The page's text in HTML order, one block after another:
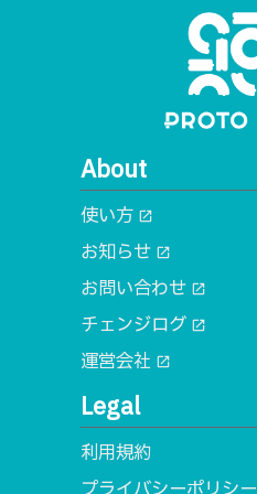
About
使い方 open_in_new
お知らせ open_in_new
お問い合わせ open_in_new
チェンジログ open_in_new
運営会社 open_in_new
Legal
利用規約